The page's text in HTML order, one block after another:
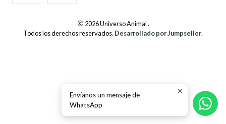
2026 Universo Animal .
Todos los derechos reservados. Desarrollado por Jumpseller.
Envíanos un mensaje de
WhatsApp